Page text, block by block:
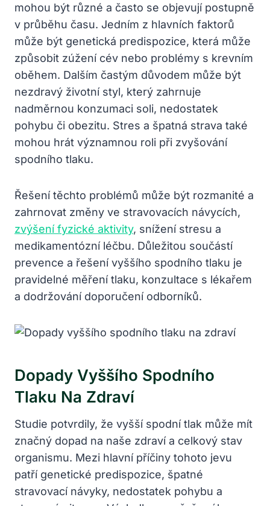
mohou být různé a často se objevují postupně
v průběhu času. Jedním z hlavních faktorů
může být genetická predispozice, která může
způsobit zúžení cév nebo problémy s krevním
oběhem. Dalším častým důvodem může být
nezdravý životní styl, který zahrnuje
nadměrnou konzumaci soli, nedostatek
pohybu či obezitu. Stres a špatná strava také
mohou hrát významnou roli při zvyšování
spodního tlaku.
Řešení těchto problémů může být rozmanité a
zahrnovat změny ve stravovacích návycích,
zvýšení fyzické aktivity, snížení stresu a
medikamentózní léčbu. Důležitou součástí
prevence a řešení vyššího spodního tlaku je
pravidelné měření tlaku, konzultace s lékařem
a dodržování doporučení odborníků.
Dopady Vyššího Spodního
Tlaku Na Zdraví
Studie potvrdily, že vyšší spodní tlak může mít
značný dopad na naše zdraví a celkový stav
organismu. Mezi hlavní příčiny tohoto jevu
patří genetické predispozice, špatné
stravovací návyky, nedostatek pohybu a